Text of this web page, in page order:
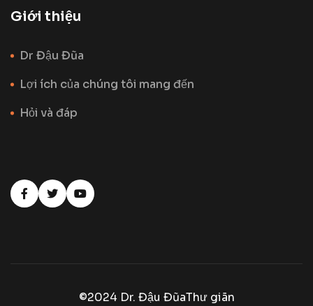
Giới thiệu
Dr Đậu Đũa
Lợi ích của chúng tôi mang đến
Hỏi và đáp
©2024 Dr. Đậu ĐũaThư giãn